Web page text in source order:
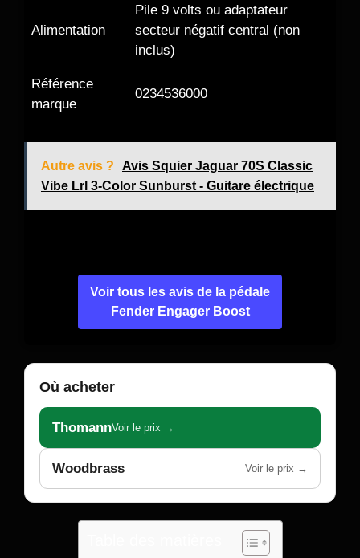
Alimentation
Pile 9 volts ou adaptateur
secteur négatif central (non
inclus)
Référence
marque
0234536000
Autre avis ?
Avis Squier Jaguar 70S Classic
Vibe Lrl 3-Color Sunburst - Guitare électrique
Voir tous les avis de la pédale
Fender Engager Boost
Où acheter
ThomannVoir le prix →
Woodbrass Voir le prix →